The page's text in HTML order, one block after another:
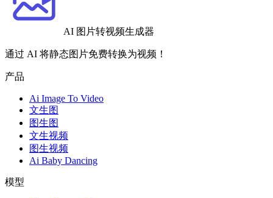
AI 图片转视频生成器
通过 AI 将静态图片免费转换为视频！
产品
Ai Image To Video
文生图
图生图
文生视频
图生视频
Ai Baby Dancing
模型